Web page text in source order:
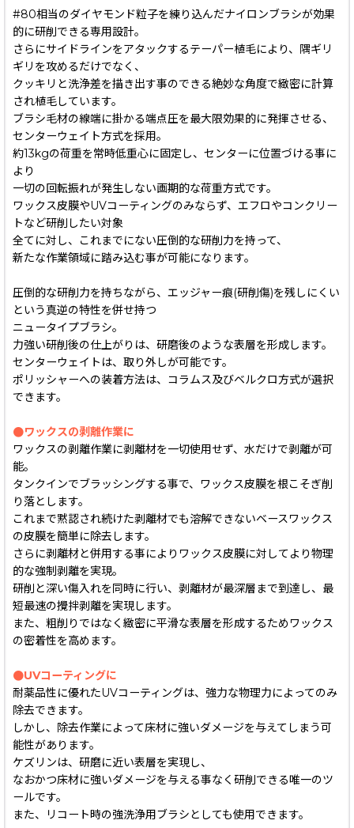
#80相当のダイヤモンド粒子を練り込んだナイロンブラシが効果
的に研削できる専用設計。
さらにサイドラインをアタックするテーパー植毛により、隅ギリ
ギリを攻めるだけでなく、
クッキリと洗浄差を描き出す事のできる絶妙な角度で緻密に計算
され植毛しています。
ブラシ毛材の線端に掛かる端点圧を最大限効果的に発揮させる、
センターウェイト方式を採用。
約13kgの荷重を常時低重心に固定し、センターに位置づける事に
より
一切の回転振れが発生しない画期的な荷重方式です。
ワックス皮膜やUVコーティングのみならず、エフロやコンクリー
トなど研削したい対象
全てに対し、これまでにない圧倒的な研削力を持って、
新たな作業領域に踏み込む事が可能になります。
圧倒的な研削力を持ちながら、エッジャー痕(研削傷)を残しにくい
という真逆の特性を併せ持つ
ニュータイプブラシ。
力強い研削後の仕上がりは、研磨後のような表層を形成します。
センターウェイトは、取り外しが可能です。
ポリッシャーへの装着方法は、コラムス及びベルクロ方式が選択
できます。
●ワックスの剥離作業に
ワックスの剥離作業に剥離材を一切使用せず、水だけで剥離が可
能。
タンクインでブラッシングする事で、ワックス皮膜を根こそぎ削
り落とします。
これまで黙認され続けた剥離材でも溶解できないベースワックス
の皮膜を簡単に除去します。
さらに剥離材と併用する事によりワックス皮膜に対してより物理
的な強制剥離を実現。
研削と深い傷入れを同時に行い、剥離材が最深層まで到達し、最
短最速の攪拌剥離を実現します。
また、粗削りではなく緻密に平滑な表層を形成するためワックス
の密着性を高めます。
●UVコーティングに
耐薬品性に優れたUVコーティングは、強力な物理力によってのみ
除去できます。
しかし、除去作業によって床材に強いダメージを与えてしまう可
能性があります。
ケズリンは、研磨に近い表層を実現し、
なおかつ床材に強いダメージを与える事なく研削できる唯一のツ
ールです。
また、リコート時の強洗浄用ブラシとしても使用できます。